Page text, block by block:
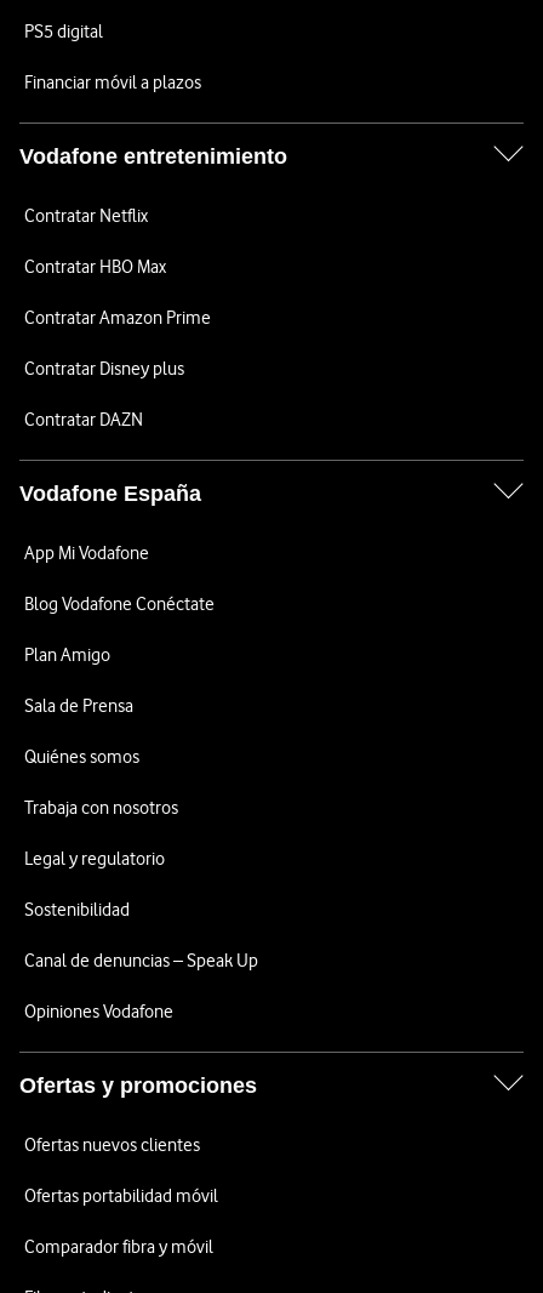
PS5 digital
Financiar móvil a plazos
Vodafone entretenimiento
Contratar Netflix
Contratar HBO Max
Contratar Amazon Prime
Contratar Disney plus
Contratar DAZN
Vodafone España
App Mi Vodafone
Blog Vodafone Conéctate
Plan Amigo
Sala de Prensa
Quiénes somos
Trabaja con nosotros
Legal y regulatorio
Sostenibilidad
Canal de denuncias – Speak Up
Opiniones Vodafone
Ofertas y promociones
Ofertas nuevos clientes
Ofertas portabilidad móvil
Comparador fibra y móvil